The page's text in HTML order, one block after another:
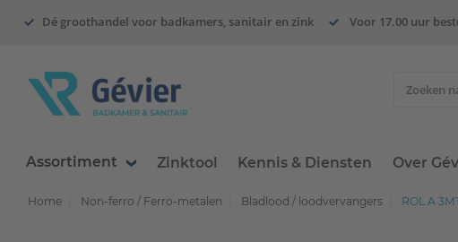
Dé groothandel voor badkamers, sanitair en zink Voor 17.00 uur
Assortiment Zinktool Kennis & Diensten Over
Home Non-ferro / Ferro-metalen Bladlood / loodvervangers ROL A